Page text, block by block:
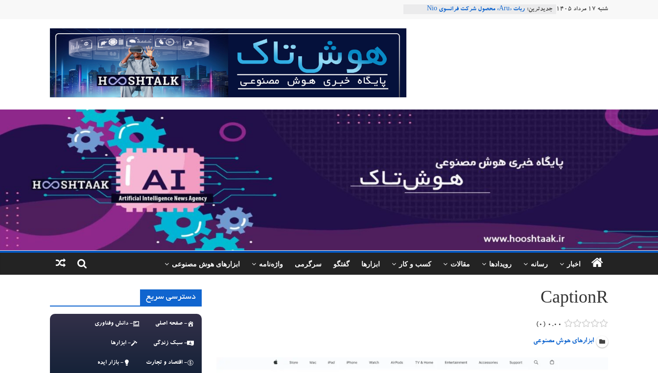
شنبه ۱۷ مرداد ۱۴۰۵ جدیدترین:
ربات «Aru» محصول شرکت فرانسوی Nio
خبری
مصنوعی
اخبار رسانه رویدادها مقالات کسب و کار ابزارها گفتگو سرگرمی واژه‌نامه ابزارهای هوش مصنوعی
CaptionR
۰.۰۰ ۰
ابزارهای هوش مصنوعی
دسترسی سریع
- صفحه اصلی - دانش وفناوری
- سبک زندگی - ابزارها
- اقتصاد و تجارت - بازار ایده